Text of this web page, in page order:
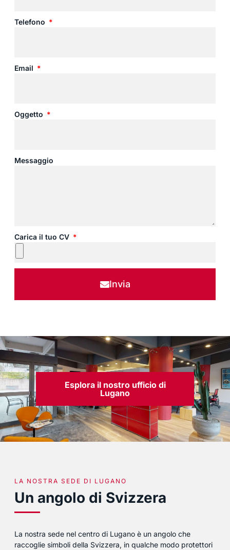
Telefono
Email
Oggetto
Messaggio
Carica il tuo CV
Invia
Esplora il nostro ufficio di
Lugano
LA NOSTRA SEDE DI LUGANO
Un angolo di Svizzera
La nostra sede nel centro di Lugano è un angolo che
raccoglie simboli della Svizzera, in qualche modo protettori